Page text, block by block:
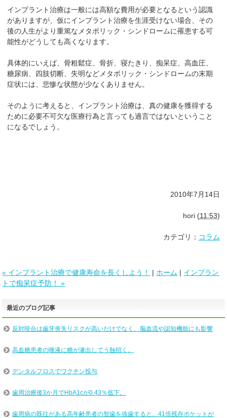
インプラント治療は一般には高額な費用が必要となるという認識
がありますが、仮にインプラント治療を生涯受けない場合、その
後の人生がより重篤なメタボリック・シンドロームに罹患する可
能性がどうしても高くなります。
具体的にいえば、骨粗鬆症、骨折、寝たきり、痴呆症、高血圧、
糖尿病、四肢切断、失明などメタボリック・シンドロームの末期
症状には、悲惨な状態が少なくありません。
そのように考えると、インプラント治療は、真の健康を獲得する
ために必要不可欠な医療行為と言っても過言ではないということ
になるでしょう。
2010年7月14日
hori(11:53)
カテゴリ： コラム
« インプラント治療で健康寿命を長くしよう！ | ホーム | インプラン
トで痴呆症予防！ »
最近のブログ記事
反対咬合は歯牙喪失リスクが高いだけでなく、脳血流や認知機能にも影響
高血糖患者の唾液に糖が滲出してう蝕招く。
デンタルフロスでワクチン投与
歯周治療後3か月でHbA1cが0.43％低下。
歯周病の既往がある高年齢患者の智歯を抜歯すると、41倍残存ポケットが